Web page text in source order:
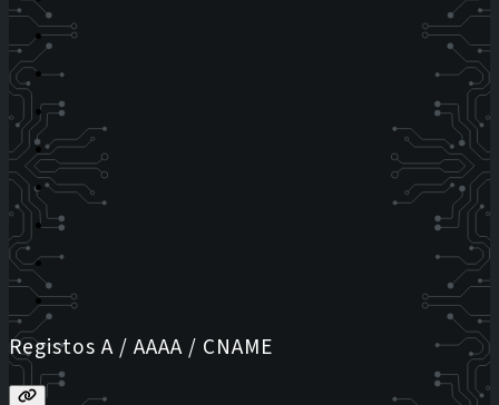
Registos A / AAAA / CNAME